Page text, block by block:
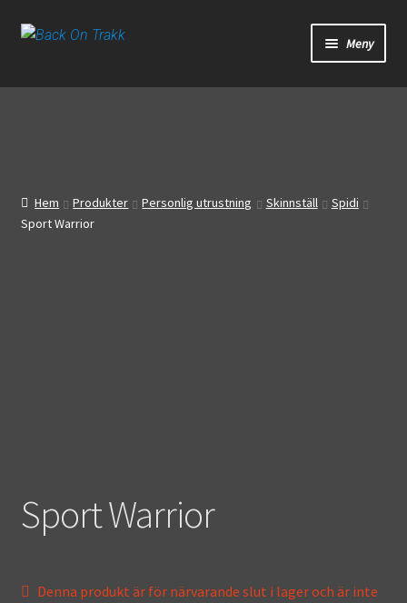
Hoppa
Hoppa
Meny
Start
Bilder
Hem Produkter Personlig utrustning Skinnställ
Spidi
Sport Warrior
Sport Warrior
Denna produkt är för närvarande slut i lager och är inte